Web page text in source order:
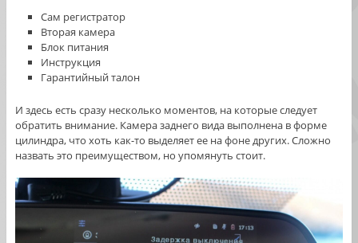
Сам регистратор
Вторая камера
Блок питания
Инструкция
Гарантийный талон
И здесь есть сразу несколько моментов, на которые следует
обратить внимание. Камера заднего вида выполнена в форме
цилиндра, что хоть как-то выделяет ее на фоне других. Сложно
назвать это преимуществом, но упомянуть стоит.